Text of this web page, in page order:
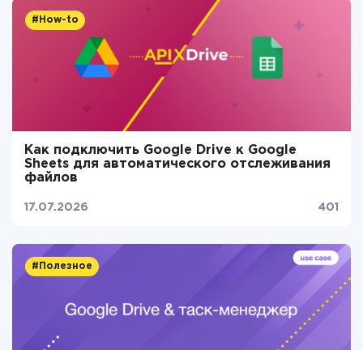
#How-to
Как подключить Google Drive к Google
Sheets для автоматического отслеживания
файлов
17.07.2026 401
#Полезное